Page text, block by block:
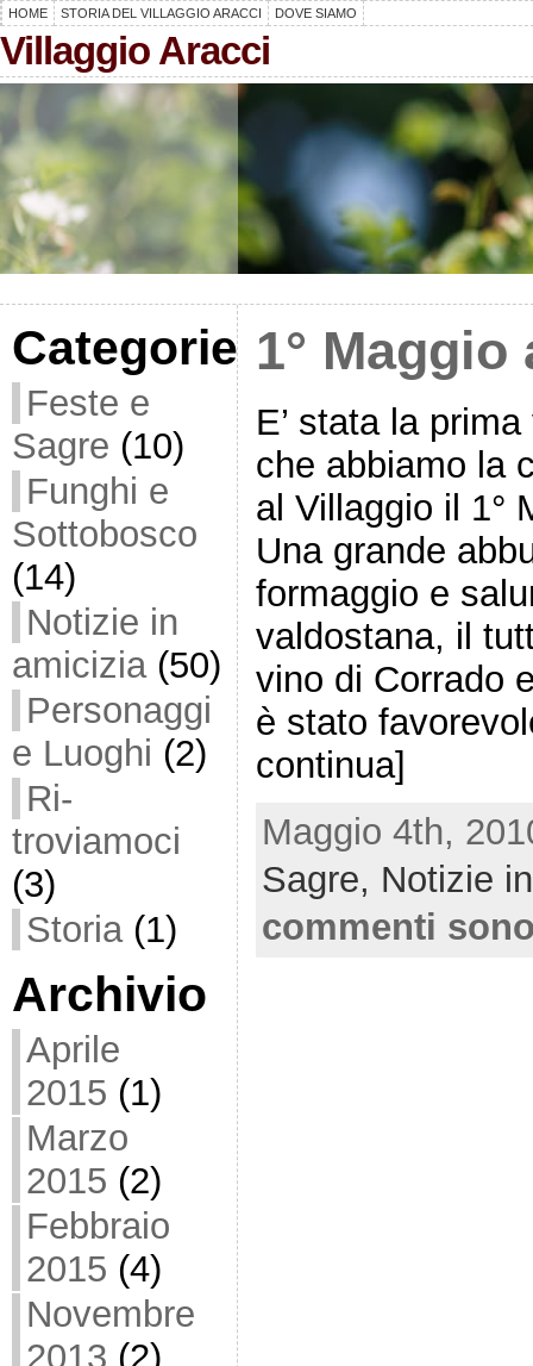
HOME STORIA DEL VILLAGGIO ARACCI DOVE SIAMO
Villaggio Aracci
Categorie
Feste e
Sagre (10)
Funghi e
Sottobosco
(14)
Notizie in
amicizia(50)
Personaggi
e Luoghi (2)
Ri-
troviamoci
(3)
Storia(1)
Archivio
Aprile
2015 (1)
Marzo
2015 (2)
Febbraio
2015 (4)
Novembre
2013 (2)
1°
E’ stata la
che abbiamo la
al Villaggio il 1°
Una grande
formaggio e
valdostana, il
vino di Corrado
è stato
continua]
Maggio 4th,
Sagre, Notizie
commenti